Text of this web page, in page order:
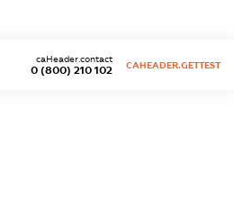
0 (800) 210 102
caHeader.contact
CAHEADER.GETTEST